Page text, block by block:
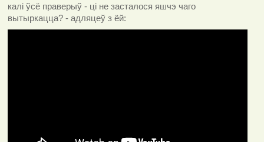
калі ўсё праверыў - ці не засталося яшчэ чаго
вытыркацца? - адляцеў з ёй: